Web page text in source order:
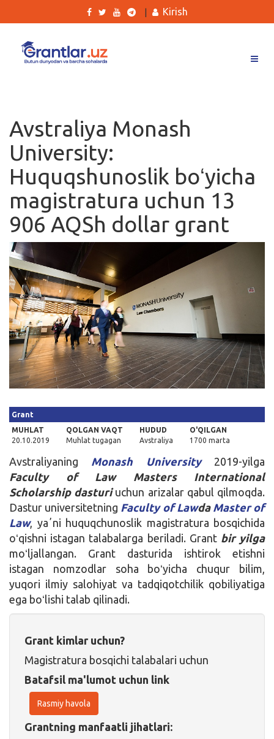
Ishlar
Kurslar
Blog
Yana
Qidirish
Kirish
Kirish
Avstraliya Monash
University:
Huquqshunoslik boʻyicha
magistratura uchun 13
906 AQSh dollar grant
Grant
MUHLAT
20.10.2019
QOLGAN VAQT
Muhlat tugagan
HUDUD
Avstraliya
O'QILGAN
1700 marta
Avstraliyaning Monash University2019-yilga
Faculty of Law Masters International
Scholarship dasturi uchun arizalar qabul qilmoqda.
Dastur universitetning Faculty of Lawda Master of
Law, yaʼni huquqchunoslik magistratura bosqichida
oʻqishni istagan talabalarga beriladi. Grant bir yilga
moʻljallangan. Grant dasturida ishtirok etishni
istagan nomzodlar soha boʻyicha chuqur bilim,
yuqori ilmiy salohiyat va tadqiqotchilik qobiliyatiga
ega boʻlishi talab qilinadi.
Grant kimlar uchun?
Magistratura bosqichi talabalari uchun
Batafsil ma'lumot uchun link
Rasmiy havola
Grantning manfaatli jihatlari: